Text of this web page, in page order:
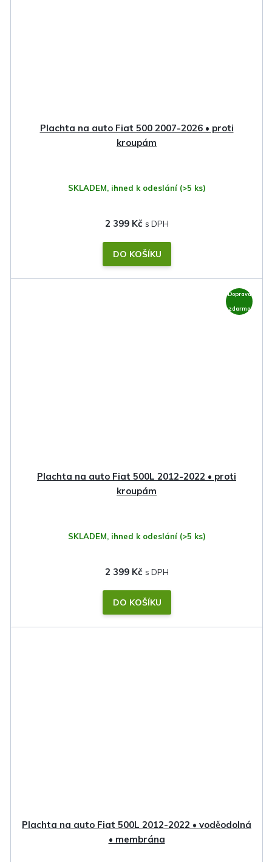
Plachta na auto Fiat 500 2007-2026 • proti
kroupám
SKLADEM, ihned k odeslání (>5 ks)
2 399 Kč
DO KOŠÍKU
Doprava
zdarma
Plachta na auto Fiat 500L 2012-2022 • proti
kroupám
SKLADEM, ihned k odeslání (>5 ks)
2 399 Kč
DO KOŠÍKU
Plachta na auto Fiat 500L 2012-2022 • voděodolná
• membrána